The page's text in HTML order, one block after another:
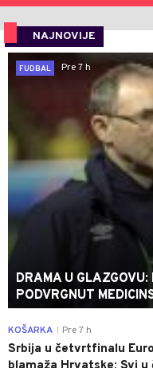
NAJNOVIJE
FUDBAL
Pre 7 h
DRAMA U
PODVRGNUT
KOŠARKA Pre 7 h
Srbija u četvrtfinalu